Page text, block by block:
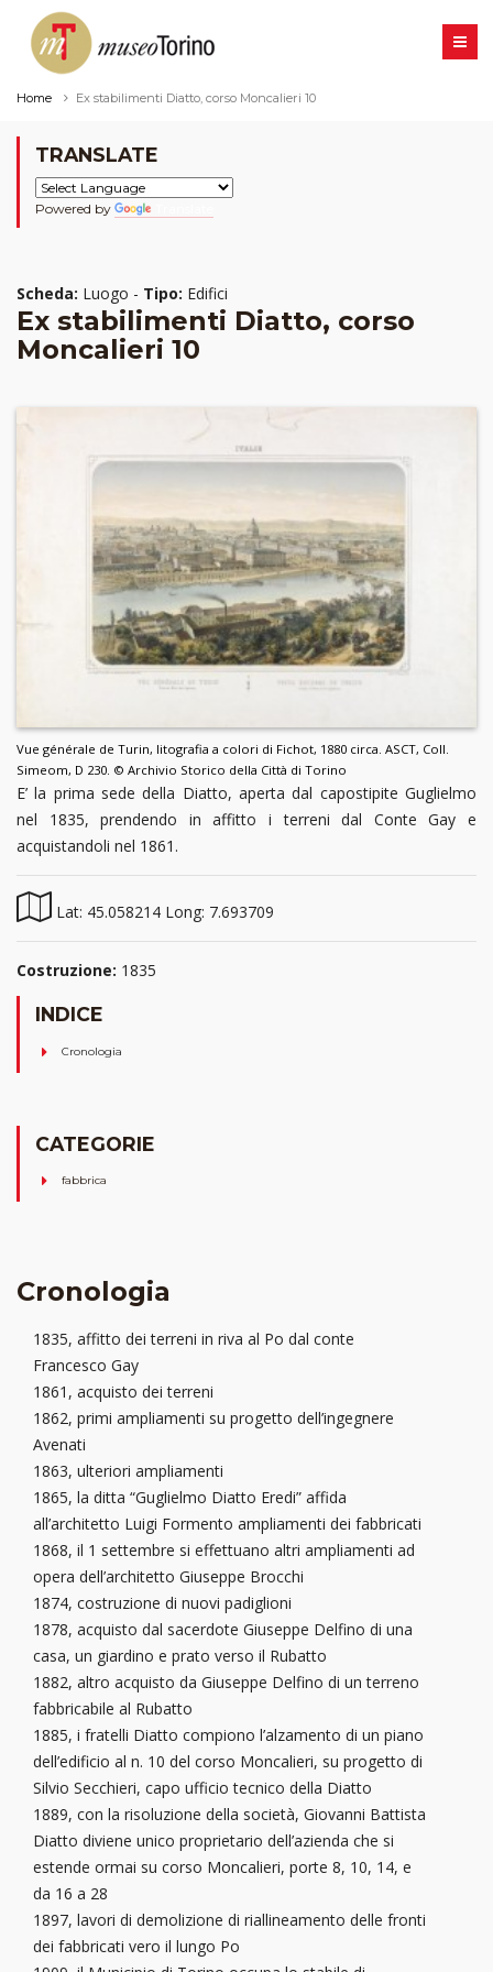
Home Ex stabilimenti Diatto, corso Moncalieri 10
TRANSLATE
Powered by
Scheda: Luogo - Tipo: Edifici
Ex stabilimenti Diatto, corso
Moncalieri 10
Vue générale de Turin, litografia a colori di Fichot, 1880 circa. ASCT, Coll.
Simeom, D 230. © Archivio Storico della Città di Torino
E’ la prima sede della Diatto, aperta dal capostipite Guglielmo
nel 1835, prendendo in affitto i terreni dal Conte Gay e
acquistandoli nel 1861.
Lat: 45.058214 Long: 7.693709
Costruzione: 1835
INDICE
Cronologia
CATEGORIE
fabbrica
Cronologia
1835, affitto dei terreni in riva al Po dal conte
Francesco Gay
1861, acquisto dei terreni
1862, primi ampliamenti su progetto dell’ingegnere
Avenati
1863, ulteriori ampliamenti
1865, la ditta “Guglielmo Diatto Eredi” affida
all’architetto Luigi Formento ampliamenti dei fabbricati
1868, il 1 settembre si effettuano altri ampliamenti ad
opera dell’architetto Giuseppe Brocchi
1874, costruzione di nuovi padiglioni
1878, acquisto dal sacerdote Giuseppe Delfino di una
casa, un giardino e prato verso il Rubatto
1882, altro acquisto da Giuseppe Delfino di un terreno
fabbricabile al Rubatto
1885, i fratelli Diatto compiono l’alzamento di un piano
dell’edificio al n. 10 del corso Moncalieri, su progetto di
Silvio Secchieri, capo ufficio tecnico della Diatto
1889, con la risoluzione della società, Giovanni Battista
Diatto diviene unico proprietario dell’azienda che si
estende ormai su corso Moncalieri, porte 8, 10, 14, e
da 16 a 28
1897, lavori di demolizione di riallineamento delle fronti
dei fabbricati vero il lungo Po